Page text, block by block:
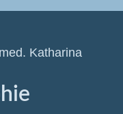
Katharina